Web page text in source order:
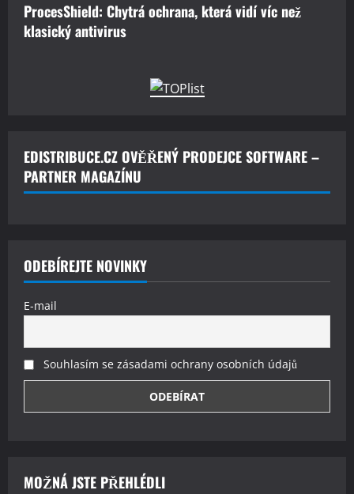
ProcesShield: Chytrá ochrana, která vidí víc než
klasický antivirus
EDISTRIBUCE.CZ OVĚŘENÝ PRODEJCE SOFTWARE –
PARTNER MAGAZÍNU
ODEBÍREJTE NOVINKY
E-mail
Souhlasím se zásadami ochrany osobních údajů
MOŽNÁ JSTE PŘEHLÉDLI